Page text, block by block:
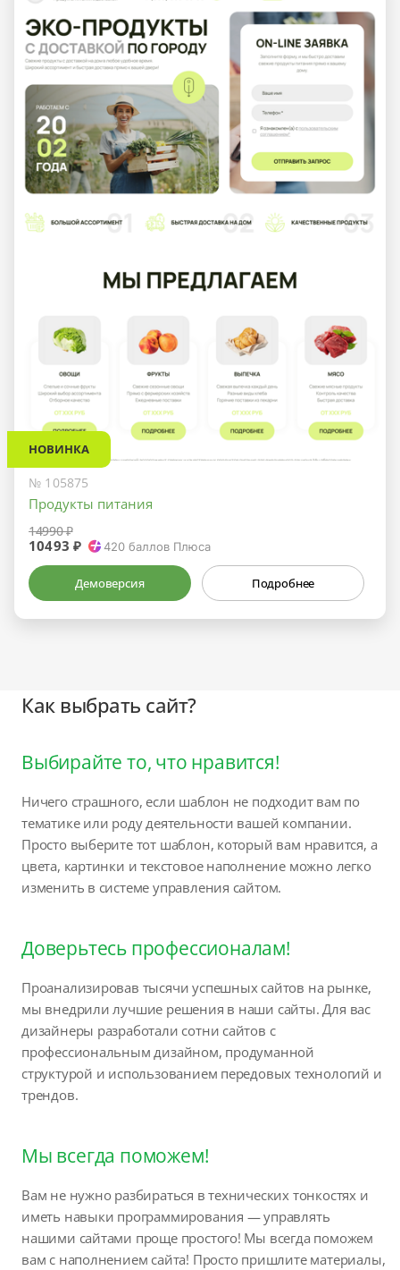
НОВИНКА
№ 105875
Продукты питания
14990 ₽
10493 ₽ 420 баллов Плюса
Демоверсия Подробнее
Как выбрать сайт?
Выбирайте то, что нравится!
Ничего страшного, если шаблон не подходит вам по
тематике или роду деятельности вашей компании.
Просто выберите тот шаблон, который вам нравится, а
цвета, картинки и текстовое наполнение можно легко
изменить в системе управления сайтом.
Доверьтесь профессионалам!
Проанализировав тысячи успешных сайтов на рынке,
мы внедрили лучшие решения в наши сайты. Для вас
дизайнеры разработали сотни сайтов с
профессиональным дизайном, продуманной
структурой и использованием передовых технологий и
трендов.
Мы всегда поможем!
Вам не нужно разбираться в технических тонкостях и
иметь навыки программирования — управлять
нашими сайтами проще простого! Мы всегда поможем
вам с наполнением сайта! Просто пришлите материалы,